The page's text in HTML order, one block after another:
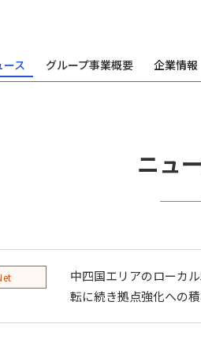
ース グループ事業概要 企業情報
ニュ
中四国エリアのローカ
転に続き拠点強化への